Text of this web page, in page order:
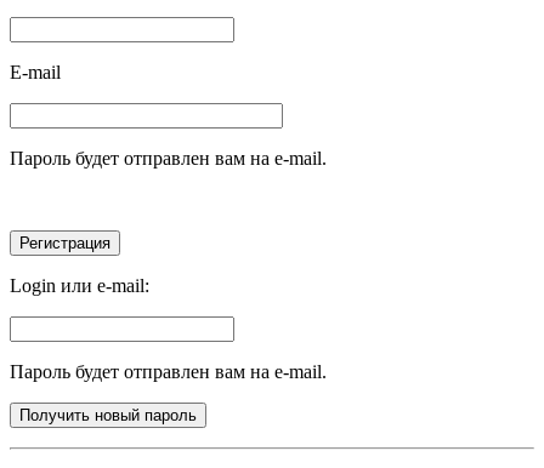
E-mail
Пароль будет отправлен вам на e-mail.
Login или e-mail:
Пароль будет отправлен вам на e-mail.